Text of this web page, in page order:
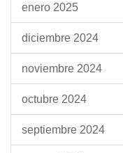
enero 2025
diciembre 2024
noviembre 2024
octubre 2024
septiembre 2024